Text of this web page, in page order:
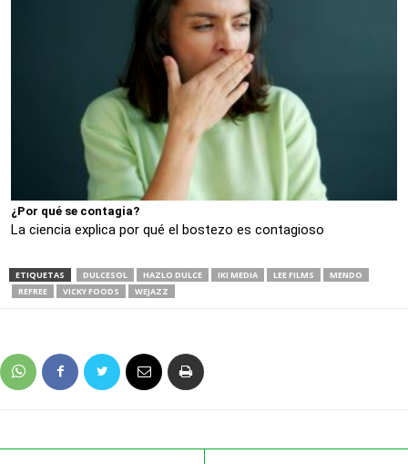
¿Por qué se contagia?
La ciencia explica por qué el bostezo es contagioso
ETIQUETAS DULCESOL HAZLO DULCE IKI MEDIA LEE FILMS
MENDO
REFREE
VICKY FOODS WEJAZZ